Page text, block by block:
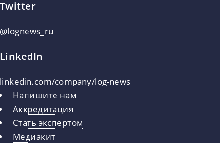
Twitter
@lognews_ru
LinkedIn
linkedin.com/company/log-news
Напишите нам
Аккредитация
Стать экспертом
Медиакит